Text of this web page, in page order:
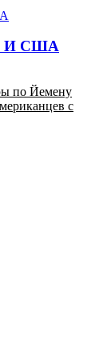
И США
по Йемену
с